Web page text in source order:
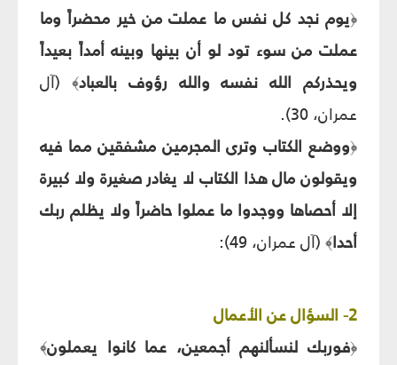
﴿يوم نجد كل نفس ما عملت من خير محضراً وما
عملت من سوء تود لو أن بينها وبينه أمداً بعيداً
ويحذركم الله نفسه والله رؤوف بالعباد﴾
(آل
عمران، 30).
﴿ووضع الكتاب وترى المجرمين مشفقين مما فيه
ويقولون مال هذا الكتاب لا يغادر صغيرة ولا كبيرة
إلا أحصاها ووجدوا ما عملوا حاضراً ولا يظلم ربك
أحدا﴾ (آل عمران، 49):
2- السؤال عن الأعمال
﴿فوربك لنسألنهم أجمعين، عما كانوا يعملون﴾